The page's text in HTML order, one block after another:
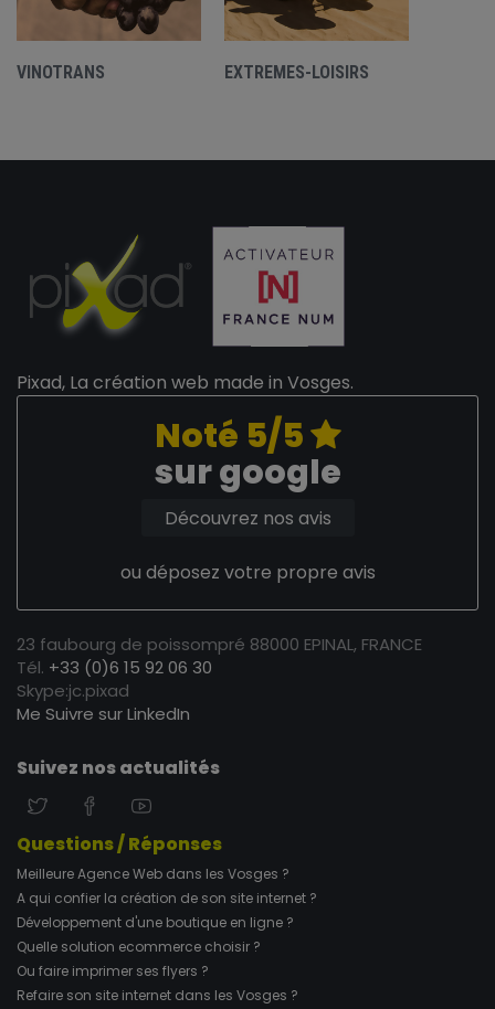
VINOTRANS EXTREMES-LOISIRS
Pixad, La création web made in Vosges.
Noté 5/5
sur google
Découvrez nos avis
ou déposez votre propre avis
23 faubourg de poissompré 88000 EPINAL, FRANCE
Tél. +33 (0)6 15 92 06 30
Skype:jc.pixad
Me Suivre sur LinkedIn
Suivez nos actualités
Questions / Réponses
Meilleure Agence Web dans les Vosges ?
A qui confier la création de son site internet ?
Développement d'une boutique en ligne ?
Quelle solution ecommerce choisir ?
Ou faire imprimer ses flyers ?
Refaire son site internet dans les Vosges ?